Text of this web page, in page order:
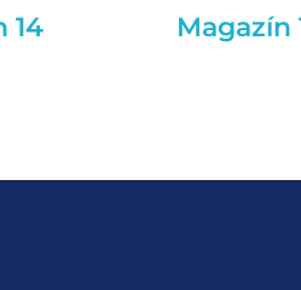
14 Magazín